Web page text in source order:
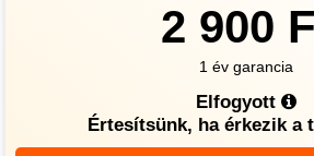
2 900
1 év garancia
Elfogyott
Értesítsünk, ha érkezik a